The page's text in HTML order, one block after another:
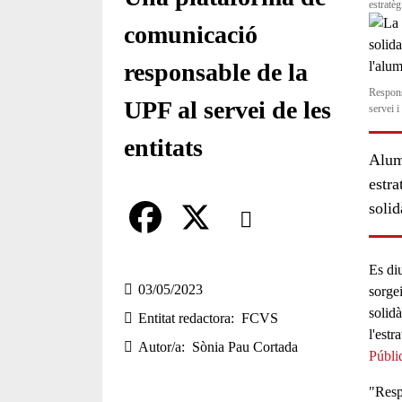
comunicació
responsable de la
UPF al servei de les
entitats
Comparteix
a
c
e
03/05/2023
Entitat redactora
FCVS
Autor/a
Sònia Pau Cortada
servei i
Es